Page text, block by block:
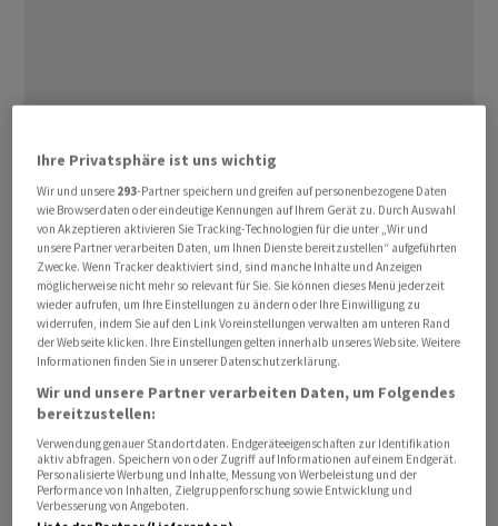
Aufbauend auf der aktuellen Positionierung des
Stammhauses Basler Kantonalbankund der Tochter
Bank Clerwill sie Stabilität, Kundennähe,
fortschrittliche Banklösungen und die Mitarbeiter-
Kompetenzen weiter ausbauen. Die übergeordnete
«Vision 2040» sehe derweil ein «deutlich
ausgewogeneres Ertragsmodell» mit stärkerer
Diversifikation zwischen Zins-, Kommissions- und
Handelserträgen vor, heisst es in einer Mitteilung vom
Donnerstag.
DieBKBhat in ihrer aktualisierten Strategie vier
Stossrichtungen definiert. Als erstes wird die Vertriebs-
und Dienstleistungsexzellenz genannt.
Ihre Privatsphäre ist uns wichtig
Wir und unsere 293-Partner speichern und greifen auf personenbezogene Daten
wie Browserdaten oder eindeutige Kennungen auf Ihrem Gerät zu. Durch Auswahl
von Akzeptieren aktivieren Sie Tracking-Technologien für die unter „Wir und
unsere Partner verarbeiten Daten, um Ihnen Dienste bereitzustellen“ aufgeführten
Zwecke. Wenn Tracker deaktiviert sind, sind manche Inhalte und Anzeigen
möglicherweise nicht mehr so relevant für Sie. Sie können dieses Menü jederzeit
wieder aufrufen, um Ihre Einstellungen zu ändern oder Ihre Einwilligung zu
widerrufen, indem Sie auf den Link Voreinstellungen verwalten am unteren Rand
der Webseite klicken. Ihre Einstellungen gelten innerhalb unseres Website. Weitere
Informationen finden Sie in unserer Datenschutzerklärung.
Wir und unsere Partner verarbeiten Daten, um Folgendes
bereitzustellen:
Verwendung genauer Standortdaten. Endgeräteeigenschaften zur Identifikation
aktiv abfragen. Speichern von oder Zugriff auf Informationen auf einem Endgerät.
Personalisierte Werbung und Inhalte, Messung von Werbeleistung und der
Performance von Inhalten, Zielgruppenforschung sowie Entwicklung und
Verbesserung von Angeboten.